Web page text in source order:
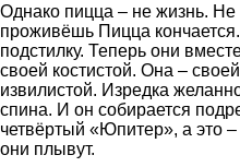
Однако пицца – не жизнь.
проживёшь Пицца
подстилку. Теперь они
своей костистой. Она –
извилистой. Изредка
спина. И он собирается
четвёртый «Юпитер», а это
они плывут.